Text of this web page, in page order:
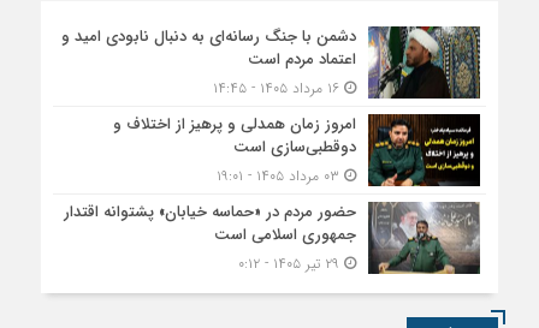
۲۹ تیر ۱۴۰۵ - ۰:۱۲
ورزشی
ایران با محدودیت وارد لس‌آنجلس می‌شود
۳۰ خرداد ۱۴۰۵ - ۲۰:۲۴
تجلیل از قهرمانان کاراته پلدختر
۰۶ اسفند ۱۴۰۴ - ۲۱:۴۱